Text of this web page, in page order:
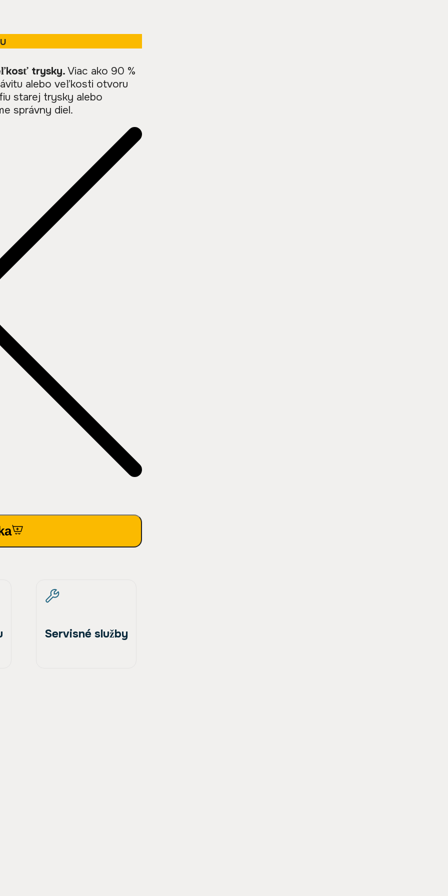
trysky.Viac ako 90 %
alebo veľkosti otvoru
starej trysky alebo
správny diel.
Servisné služby